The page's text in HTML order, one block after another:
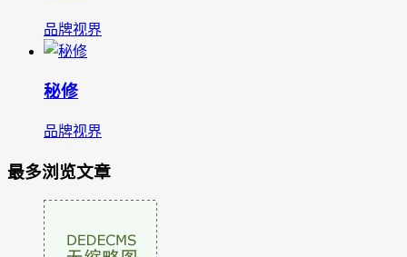
品牌视界
秘修
品牌视界
最多浏览文章